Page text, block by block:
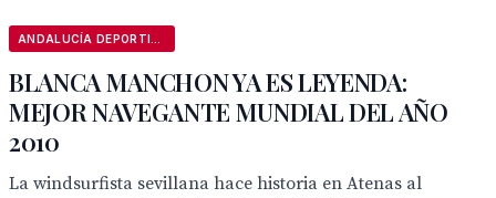
BLANCA MANCHON YA ES LEYENDA:
MEJOR NAVEGANTE MUNDIAL DEL AÑO
2010
La windsurfista sevillana hace historia en Atenas al